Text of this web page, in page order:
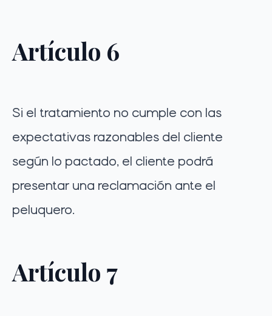
Artículo 6
Si el tratamiento no cumple con las
expectativas razonables del cliente
según lo pactado, el cliente podrá
presentar una reclamación ante el
peluquero.
Artículo 7